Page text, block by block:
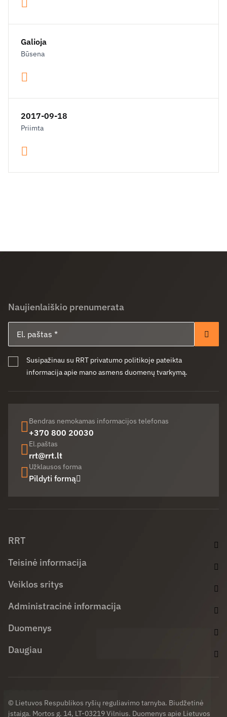
Galioja
Būsena
2017-09-18
Priimta
Naujienlaiškio prenumerata
Susipažinau su RRT privatumo politikoje pateikta
informacija apie mano asmens duomenų tvarkymą.
Bendras nemokamas informacijos telefonas
+370 800 20030
El.paštas
rrt@rrt.lt
Užklausos forma
Pildyti formą
RRT
Teisinė informacija
Veiklos sritys
Administracinė informacija
Duomenys
Daugiau
© Lietuvos Respublikos ryšių reguliavimo tarnyba. Biudžetinė
įstaiga. Mortos g. 14, LT-03219 Vilnius. Duomenys apie Lietuvos